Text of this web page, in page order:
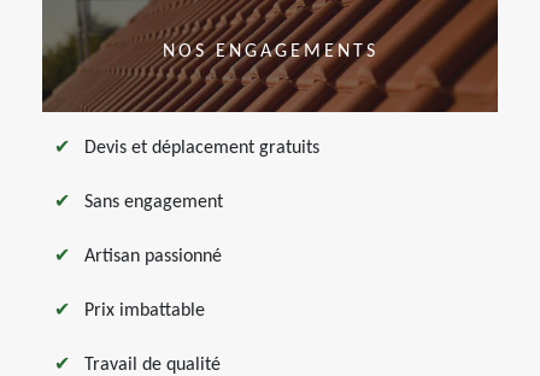
NOS ENGAGEMENTS
Devis et déplacement gratuits
Sans engagement
Artisan passionné
Prix imbattable
Travail de qualité